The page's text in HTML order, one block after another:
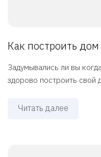
Как построить дом
Задумывались ли вы
здорово построить свой
Читать далее